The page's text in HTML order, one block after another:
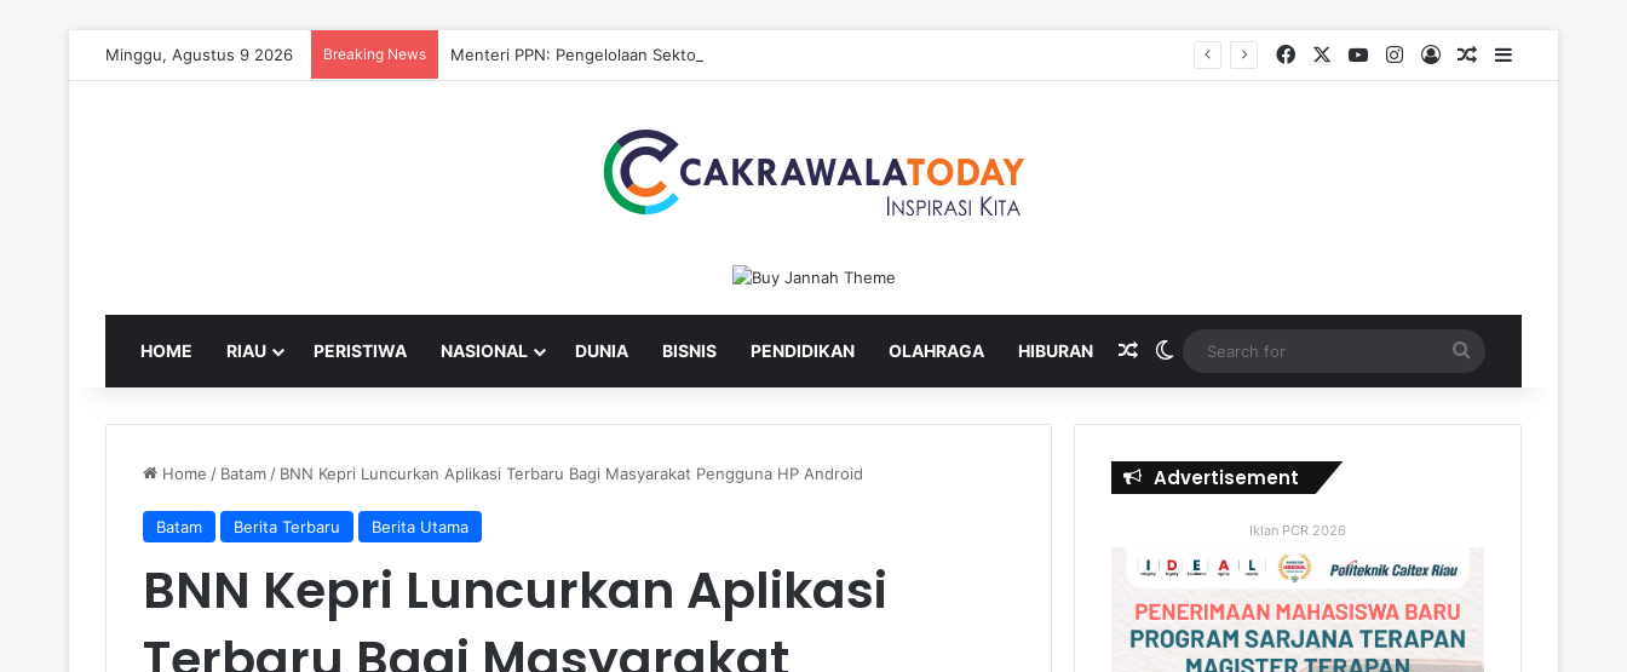
Minggu, Agustus 9 2026 Breaking News Menteri PPN: Pengelolaan Sektor Hulu untuk Hilirisasi Sawit FacebookYouTubeInstagram
Log InRandom Article
Sidebar
HOME RIAU PERISTIWA NASIONAL DUNIA BISNIS PENDIDIKAN OLAHRAGA HIBURAN Random Article
Switch skin
for
Home / Batam / BNN Kepri Luncurkan Aplikasi Terbaru Bagi Masyarakat Pengguna HP Android
Batam Berita Terbaru Berita Utama
BNN Kepri Luncurkan Aplikasi
Advertisement
Iklan PCR 2026